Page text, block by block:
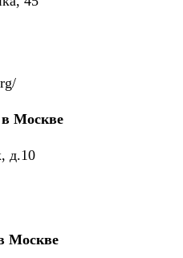
в Москве
д.10
Москве